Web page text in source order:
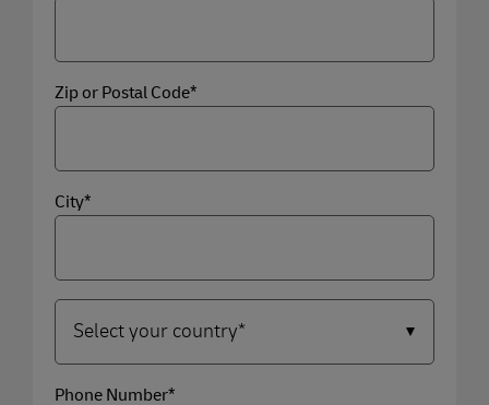
Zip or Postal Code*
City*
Phone Number*